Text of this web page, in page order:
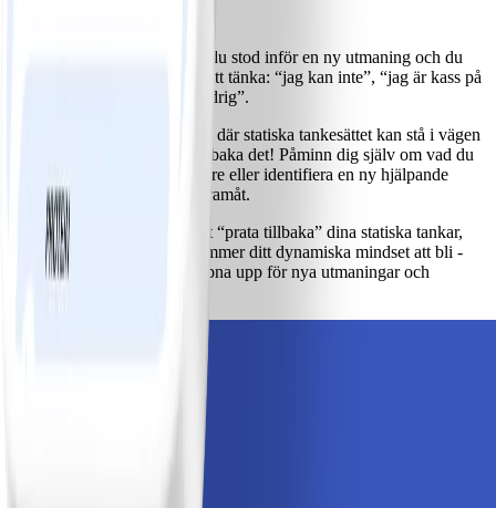
Tänk på ett tillfälle då du stod inför en ny utmaning och du
kom på dig själv med att tänka: “jag kan inte”, “jag är kass på
detta”, eller “jag har aldrig”.
Lägg märke till hur det där statiska tankesättet kan stå i vägen
för dig. Prata sedan tillbaka det! Påminn dig själv om vad du
har åstadkommit tidigare eller identifiera en ny hjälpande
tanke som kan ta dig framåt.
Ju oftare du övar på att “prata tillbaka” dina statiska tankar,
desto mer naturligt kommer ditt dynamiska mindset att bli -
och du kommer att öppna upp för nya utmaningar och